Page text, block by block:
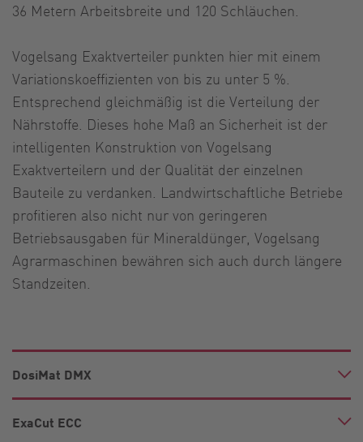
36 Metern Arbeitsbreite und 120 Schläuchen.
Vogelsang Exaktverteiler punkten hier mit einem
Variationskoeffizienten von bis zu unter 5 %.
Entsprechend gleichmäßig ist die Verteilung der
Nährstoffe. Dieses hohe Maß an Sicherheit ist der
intelligenten Konstruktion von Vogelsang
Exaktverteilern und der Qualität der einzelnen
Bauteile zu verdanken. Landwirtschaftliche Betriebe
profitieren also nicht nur von geringeren
Betriebsausgaben für Mineraldünger, Vogelsang
Agrarmaschinen bewähren sich auch durch längere
Standzeiten.
DosiMat DMX
ExaCut ECC